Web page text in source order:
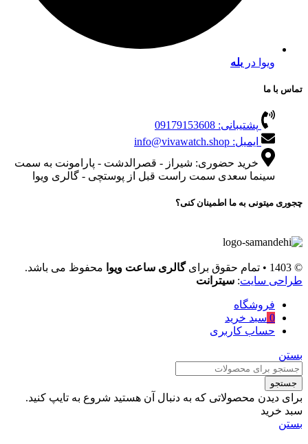
ویوا در بله
تماس با ما
پشتیبانی: 09179153608
ایمیل: info@vivawatch.shop
خرید حضوری: شیراز - قصرالدشت - پارامونت به سمت
سینما سعدی سمت راست قبل از پوستچی - گالری ویوا
چجوری میتونی به ما اطمینان کنی؟
© 1403 • تمام حقوق برای گالری ساعت ویوا محفوظ می باشد.
طراحی سایت: سیترانت
فروشگاه
0 سبد خرید
حساب کاربری
بستن
جستجو
برای دیدن محصولاتی که به دنبال آن هستید شروع به تایپ کنید.
سبد خرید
بستن